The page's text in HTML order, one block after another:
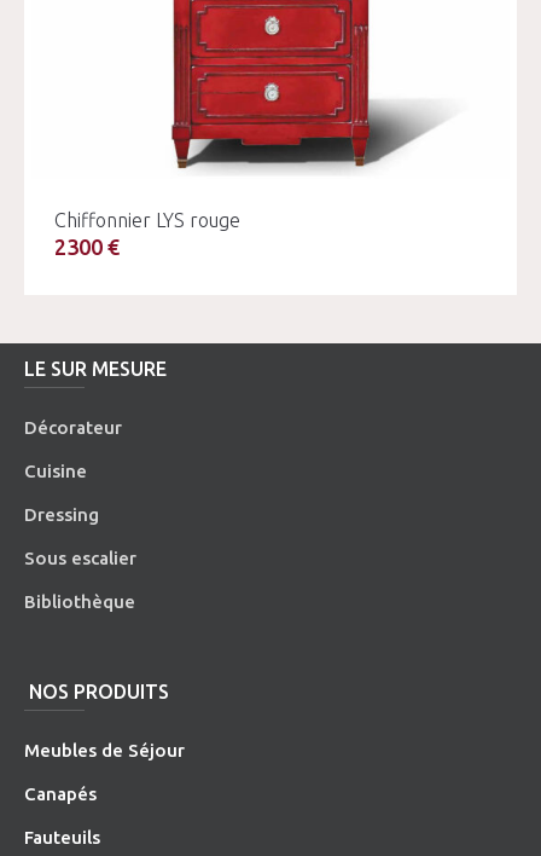
Chiffonnier LYS rouge
2300 €
LE SUR MESURE
Décorateur
Cuisine
Dressing
Sous escalier
Bibliothèque
NOS PRODUITS
Meubles de Séjour
Canapés
Fauteuils